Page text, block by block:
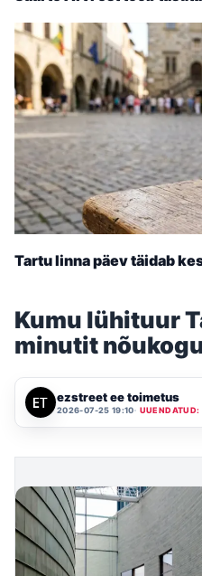
Tartu linna päev täidab
Kumu lühituur
minutit
ezstreet ee toimetus
2026-07-25 19:10 UUENDATUD: